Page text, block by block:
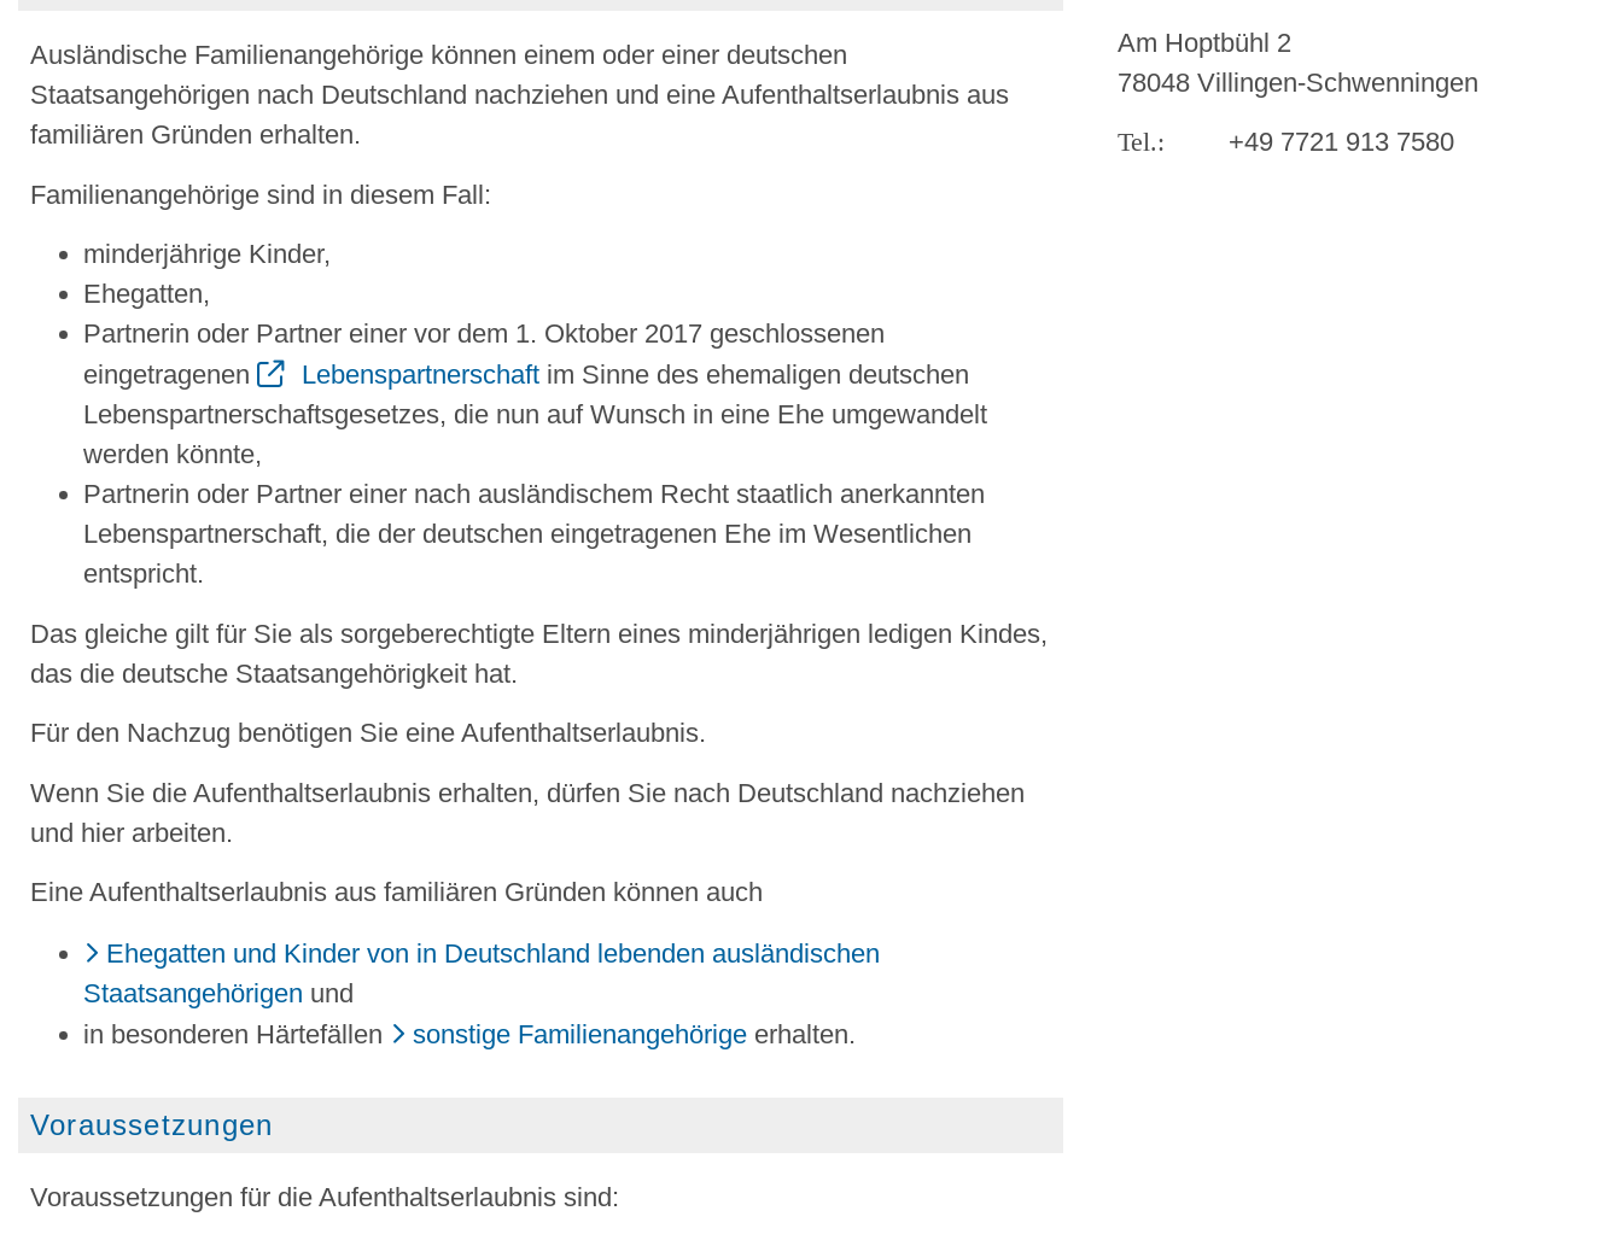
Ausländische Familienangehörige können einem oder einer deutschen
Staatsangehörigen nach Deutschland nachziehen und eine Aufenthaltserlaubnis aus
familiären Gründen erhalten.
Familienangehörige sind in diesem Fall:
minderjährige Kinder,
Ehegatten,
Partnerin oder Partner einer vor dem 1. Oktober 2017 geschlossenen
eingetragenen
Lebenspartnerschaft im Sinne des ehemaligen deutschen
Lebenspartnerschaftsgesetzes, die nun auf Wunsch in eine Ehe umgewandelt
werden könnte,
Partnerin oder Partner einer nach ausländischem Recht staatlich anerkannten
Lebenspartnerschaft, die der deutschen eingetragenen Ehe im Wesentlichen
entspricht.
Das gleiche gilt für Sie als sorgeberechtigte Eltern eines minderjährigen ledigen Kindes,
das die deutsche Staatsangehörigkeit hat.
Für den Nachzug benötigen Sie eine Aufenthaltserlaubnis.
Wenn Sie die Aufenthaltserlaubnis erhalten, dürfen Sie nach Deutschland nachziehen
und hier arbeiten.
Eine Aufenthaltserlaubnis aus familiären Gründen können auch
Ehegatten und Kinder von in Deutschland lebenden ausländischen
Staatsangehörigen und
in besonderen Härtefällen
sonstige Familienangehörige erhalten.
Voraussetzungen
Voraussetzungen für die Aufenthaltserlaubnis sind:
Am Hoptbühl 2
78048 Villingen-Schwenningen
+49 7721 913 7580